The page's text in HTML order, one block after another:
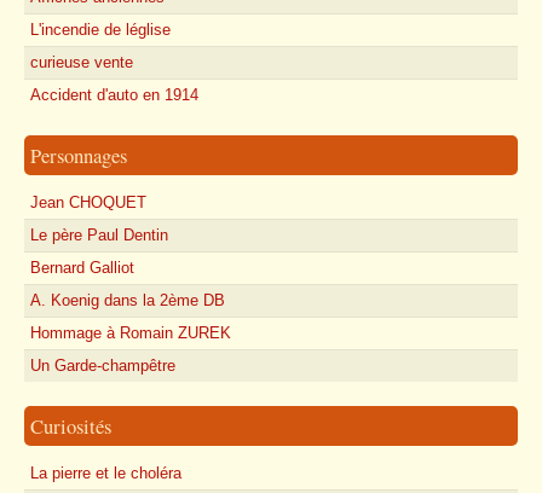
L'incendie de léglise
curieuse vente
Accident d'auto en 1914
Personnages
Jean CHOQUET
Le père Paul Dentin
Bernard Galliot
A. Koenig dans la 2ème DB
Hommage à Romain ZUREK
Un Garde-champêtre
Curiosités
La pierre et le choléra